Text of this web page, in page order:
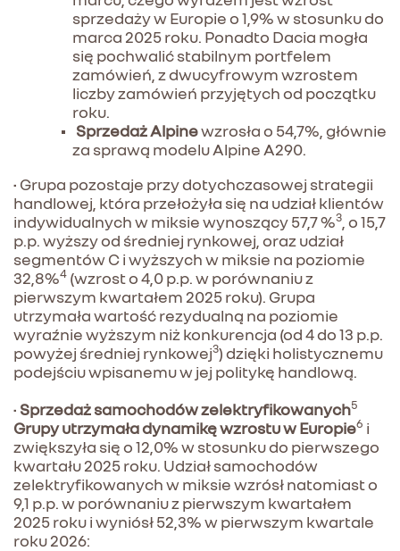
sprzedaży w Europie o 1,9% w stosunku do
marca 2025 roku. Ponadto Dacia mogła
się pochwalić stabilnym portfelem
zamówień, z dwucyfrowym wzrostem
liczby zamówień przyjętych od początku
roku.
Sprzedaż Alpinewzrosła o 54,7%, głównie
za sprawą modelu Alpine A290.
• Grupa pozostaje przy dotychczasowej strategii
handlowej, która przełożyła się na udział klientów
indywidualnych w miksie wynoszący 57,7 %3 , o 15,7
p.p. wyższy od średniej rynkowej, oraz udział
segmentów C i wyższych w miksie na poziomie
32,8%4 (wzrost o 4,0 p.p. w porównaniu z
pierwszym kwartałem 2025 roku). Grupa
utrzymała wartość rezydualną na poziomie
wyraźnie wyższym niż konkurencja (od 4 do 13 p.p.
powyżej średniej rynkowej3) dzięki holistycznemu
podejściu wpisanemu w jej politykę handlową.
• Sprzedaż samochodów zelektryfikowanych5
Grupy utrzymała dynamikę wzrostu w Europie6 i
zwiększyła się o 12,0% w stosunku do pierwszego
kwartału 2025 roku. Udział samochodów
zelektryfikowanych w miksie wzrósł natomiast o
9,1 p.p. w porównaniu z pierwszym kwartałem
2025 roku i wyniósł 52,3% w pierwszym kwartale
roku 2026: